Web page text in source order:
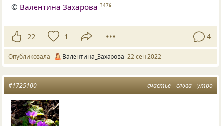
© Валентина Захарова 3476
22 1 4
Опубликовала Валентина_Захарова 22 сен 2022
счастье слова утро
#1725100